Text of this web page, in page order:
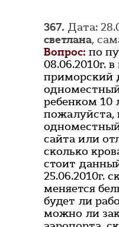
367. Дата:
светлана,
Вопрос: по
08.06.2010г.
приморский
ребенком 10
пожалуйста,
сайта или
сколько
стоит
25.06.2010г.
меняется
будет ли
можно ли